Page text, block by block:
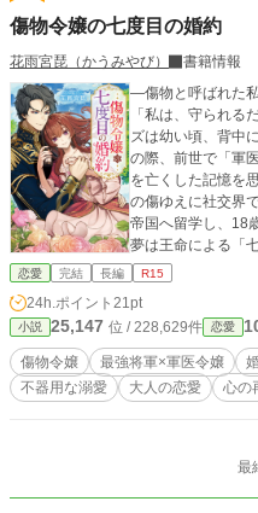
会。復興に尽力しながら、ダンカン
絆で癒していく。 一年後、レオナとの間に生まれた息子“ダリル”を抱きしめな
がら、ダンカンはようやく理解する。 「守れなかった家族の痛みは消えない。
だが、新しい家族と共に歩むことで、人は再び
の人生は、喪失から始まり、愛と再生へと続いて
の穏やかな日々は長くは続かなかっ
傷物令嬢の七度目の婚約
花雨宮琵（かうみやび）
書籍情報
―傷物と呼ばれた
「私は、守られるだけ
ズは幼い頃、背中
の際、前世で「軍
を亡くした記憶を
の傷ゆえに社交界
帝国へ留学し、18歳で医
夢は王命による「
相手は、若くして軍
約」を結ぶことに
活。 だが、前世の
強さと、その裏に
かに受け止めていく。 彼の温かな素顔に触れ、ロ
っていた心は次第
な運命に抗うロー
恋愛 完結 長編 R15
24h.ポイント 21pt
小説 25,147 位 / 228,629件 恋愛
傷物令嬢 最強将軍×軍医令嬢
不器用な溺愛
大人の恋愛 心の
最